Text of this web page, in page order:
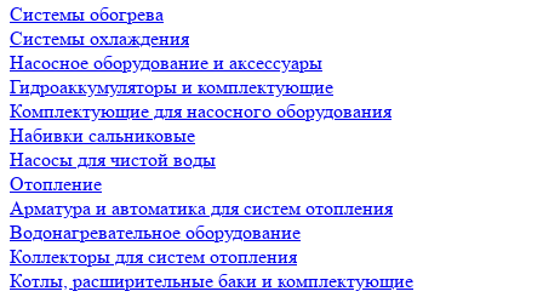
Системы обогрева
Системы охлаждения
Насосное оборудование и аксессуары
Гидроаккумуляторы и комплектующие
Комплектующие для насосного оборудования
Набивки сальниковые
Насосы для чистой воды
Отопление
Арматура и автоматика для систем отопления
Водонагревательное оборудование
Коллекторы для систем отопления
Котлы, расширительные баки и комплектующие